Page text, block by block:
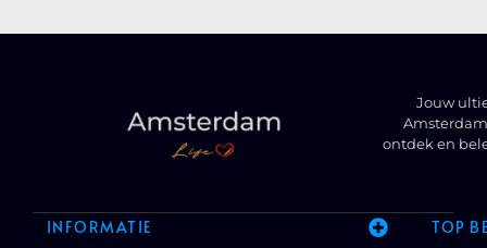
Jouw
ontdek en
INFORMATIE TOP